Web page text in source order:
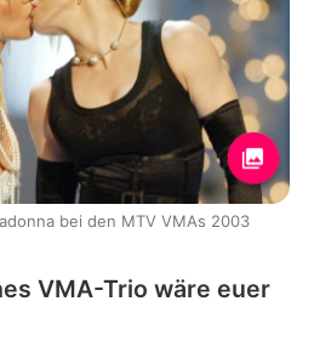
bei den MTV VMAs 2003
VMA-Trio wäre euer